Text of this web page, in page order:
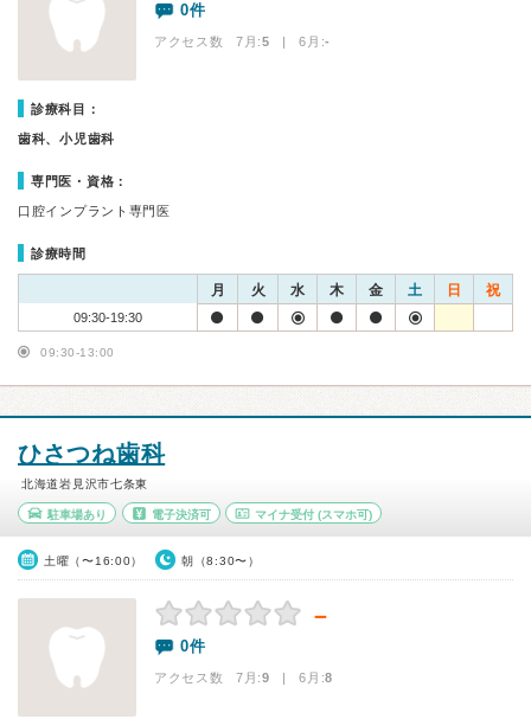
0件
アクセス数 7月:5 | 6月:-
診療科目：
歯科、小児歯科
専門医・資格：
口腔インプラント専門医
診療時間
月 火 水 木 金 土 日 祝
09:30-19:30
09:30-13:00
ひさつね歯科
北海道岩見沢市七条東
駐車場あり 電子決済可 マイナ受付 (スマホ可)
土曜（〜16:00） 朝（8:30〜）
－
0件
アクセス数 7月:9 | 6月:8